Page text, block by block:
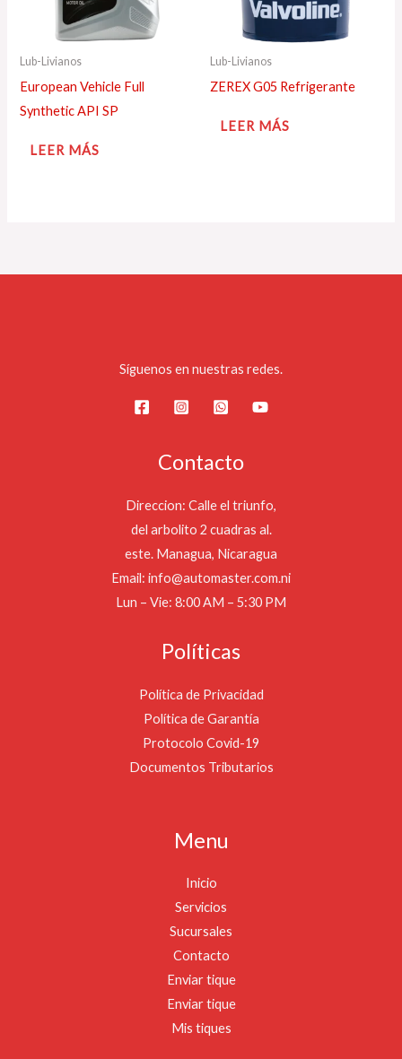
Lub-Livianos
European Vehicle Full
Synthetic API SP
LEER MÁS
Lub-Livianos
ZEREX G05 Refrigerante
LEER MÁS
Síguenos en nuestras redes.
Contacto
Direccion: Calle el triunfo,
del arbolito 2 cuadras al.
este. Managua, Nicaragua
Email: info@automaster.com.ni
Lun – Vie: 8:00 AM – 5:30 PM
Políticas
Política de Privacidad
Política de Garantía
Protocolo Covid-19
Documentos Tributarios
Menu
Inicio
Servicios
Sucursales
Contacto
Enviar tique
Enviar tique
Mis tiques